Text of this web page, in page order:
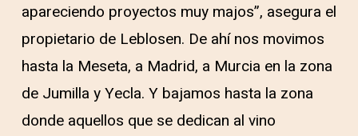
apareciendo proyectos muy majos”, asegura el
propietario de Leblosen. De ahí nos movimos
hasta la Meseta, a Madrid, a Murcia en la zona
de Jumilla y Yecla. Y bajamos hasta la zona
donde aquellos que se dedican al vino